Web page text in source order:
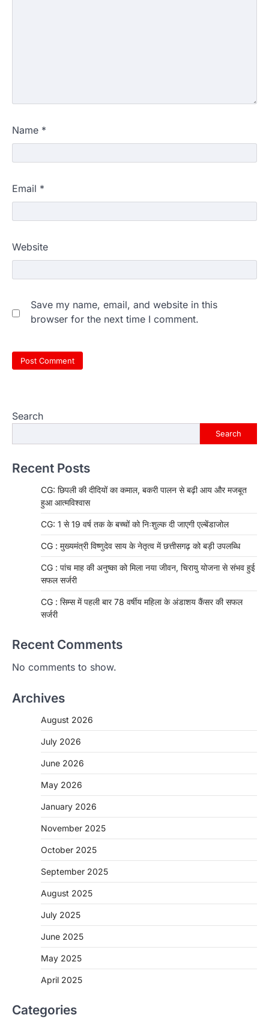
Name *
Email *
Website
Save my name, email, and website in this
browser for the next time I comment.
Search
Search
Recent Posts
CG: छिपली की दीदियों का कमाल, बकरी पालन से बढ़ी आय और मजबूत
हुआ आत्मविश्वास
CG: 1 से 19 वर्ष तक के बच्चों को निःशुल्क दी जाएगी एल्बेंडाजोल
CG : मुख्यमंत्री विष्णुदेव साय के नेतृत्व में छत्तीसगढ़ को बड़ी उपलब्धि
CG : पांच माह की अनुष्का को मिला नया जीवन, चिरायु योजना से संभव हुई
सफल सर्जरी
CG : सिम्स में पहली बार 78 वर्षीय महिला के अंडाशय कैंसर की सफल
सर्जरी
Recent Comments
No comments to show.
Archives
August 2026
July 2026
June 2026
May 2026
January 2026
November 2025
October 2025
September 2025
August 2025
July 2025
June 2025
May 2025
April 2025
Categories
CHHATTISGARH
CG: 1 से 19 वर्ष तक के बच्चों को निःशुल्क दी
जाएगी एल्बेंडाजोल
More Khabar August 7, 2026
रायपुर। राष्ट्रीय कृमि मुक्ति दिवस भारत सरकार द्वारा
CHHATTISGARH